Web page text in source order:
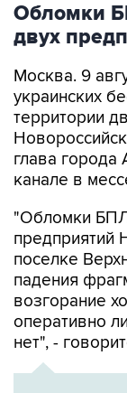
Обломки
двух
Москва. 9
украинских
территории
глава
канале в
"Обломки
предприятий
поселке
падения
возгорание
оперативно
нет", -